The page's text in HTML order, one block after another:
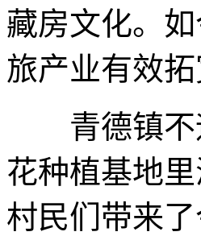
藏房文化。
旅产业有效
青德镇不
花种植基地
村民们带来